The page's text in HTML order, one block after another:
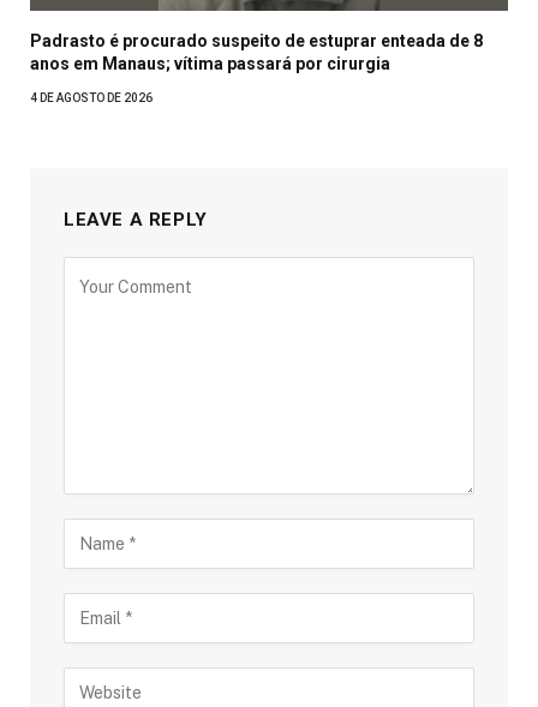
Padrasto é procurado suspeito de estuprar enteada de 8
anos em Manaus; vítima passará por cirurgia
4 DE AGOSTO DE 2026
LEAVE A REPLY